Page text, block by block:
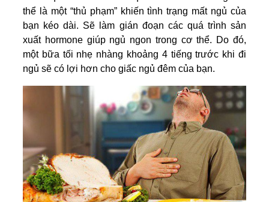
thể là một “thủ phạm” khiến tình trạng mất ngủ của
bạn kéo dài. Sẽ làm gián đoạn các quá trình sản
xuất hormone giúp ngủ ngon trong cơ thể. Do đó,
một bữa tối nhẹ nhàng khoảng 4 tiếng trước khi đi
ngủ sẽ có lợi hơn cho giấc ngủ đêm của bạn.